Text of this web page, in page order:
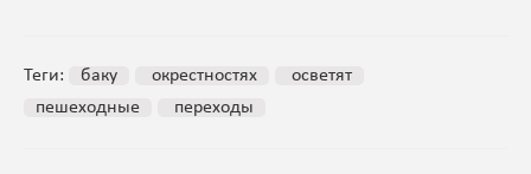
Теги: баку окрестностях
осветят
пешеходные
переходы